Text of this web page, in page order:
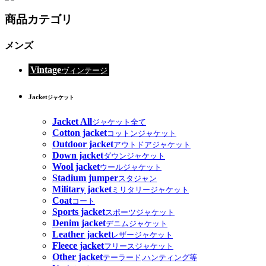
商品カテゴリ
メンズ
Vintageヴィンテージ
Jacketジャケット
Jacket Allジャケット全て
Cotton jacketコットンジャケット
Outdoor jacketアウトドアジャケット
Down jacketダウンジャケット
Wool jacketウールジャケット
Stadium jumperスタジャン
Military jacketミリタリージャケット
Coatコート
Sports jacketスポーツジャケット
Denim jacketデニムジャケット
Leather jacketレザージャケット
Fleece jacketフリースジャケット
Other jacketテーラード,ハンティング等